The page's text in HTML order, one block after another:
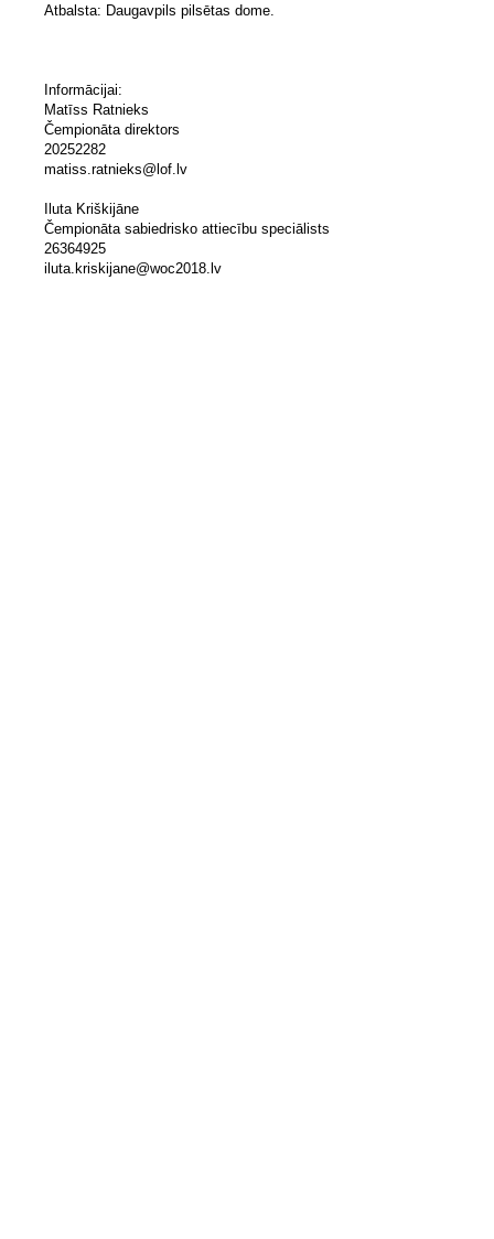
Atbalsta: Daugavpils pilsētas dome.
Informācijai:
Matīss Ratnieks
Čempionāta direktors
20252282
matiss.ratnieks@lof.lv
Iluta Kriškijāne
Čempionāta sabiedrisko attiecību speciālists
26364925
iluta.kriskijane@woc2018.lv